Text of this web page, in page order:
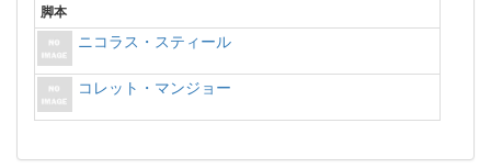
脚本
ニコラス・スティール
コレット・マンジョー